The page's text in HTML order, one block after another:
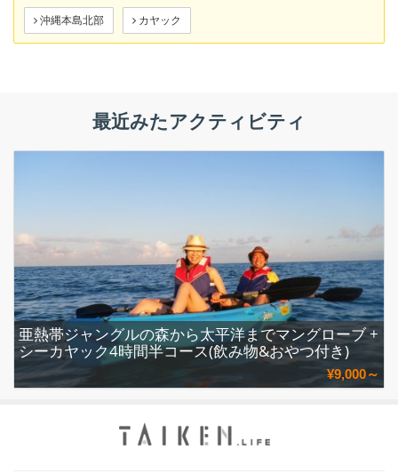
沖縄本島北部 カヤック
最近みたアクティビティ
亜熱帯ジャングルの森から太平洋までマングローブ +
シーカヤック4時間半コース(飲み物&おやつ付き)
¥9,000～